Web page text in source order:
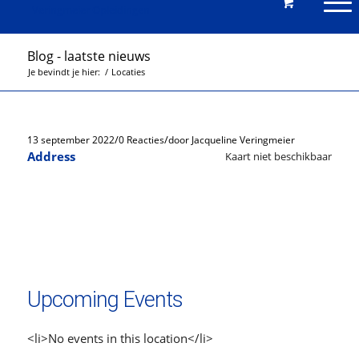
Blog - laatste nieuws
Je bevindt je hier: / Locaties
13 september 2022/0 Reacties/door Jacqueline Veringmeier
Kaart niet beschikbaar
Address
Upcoming Events
<li>No events in this location</li>